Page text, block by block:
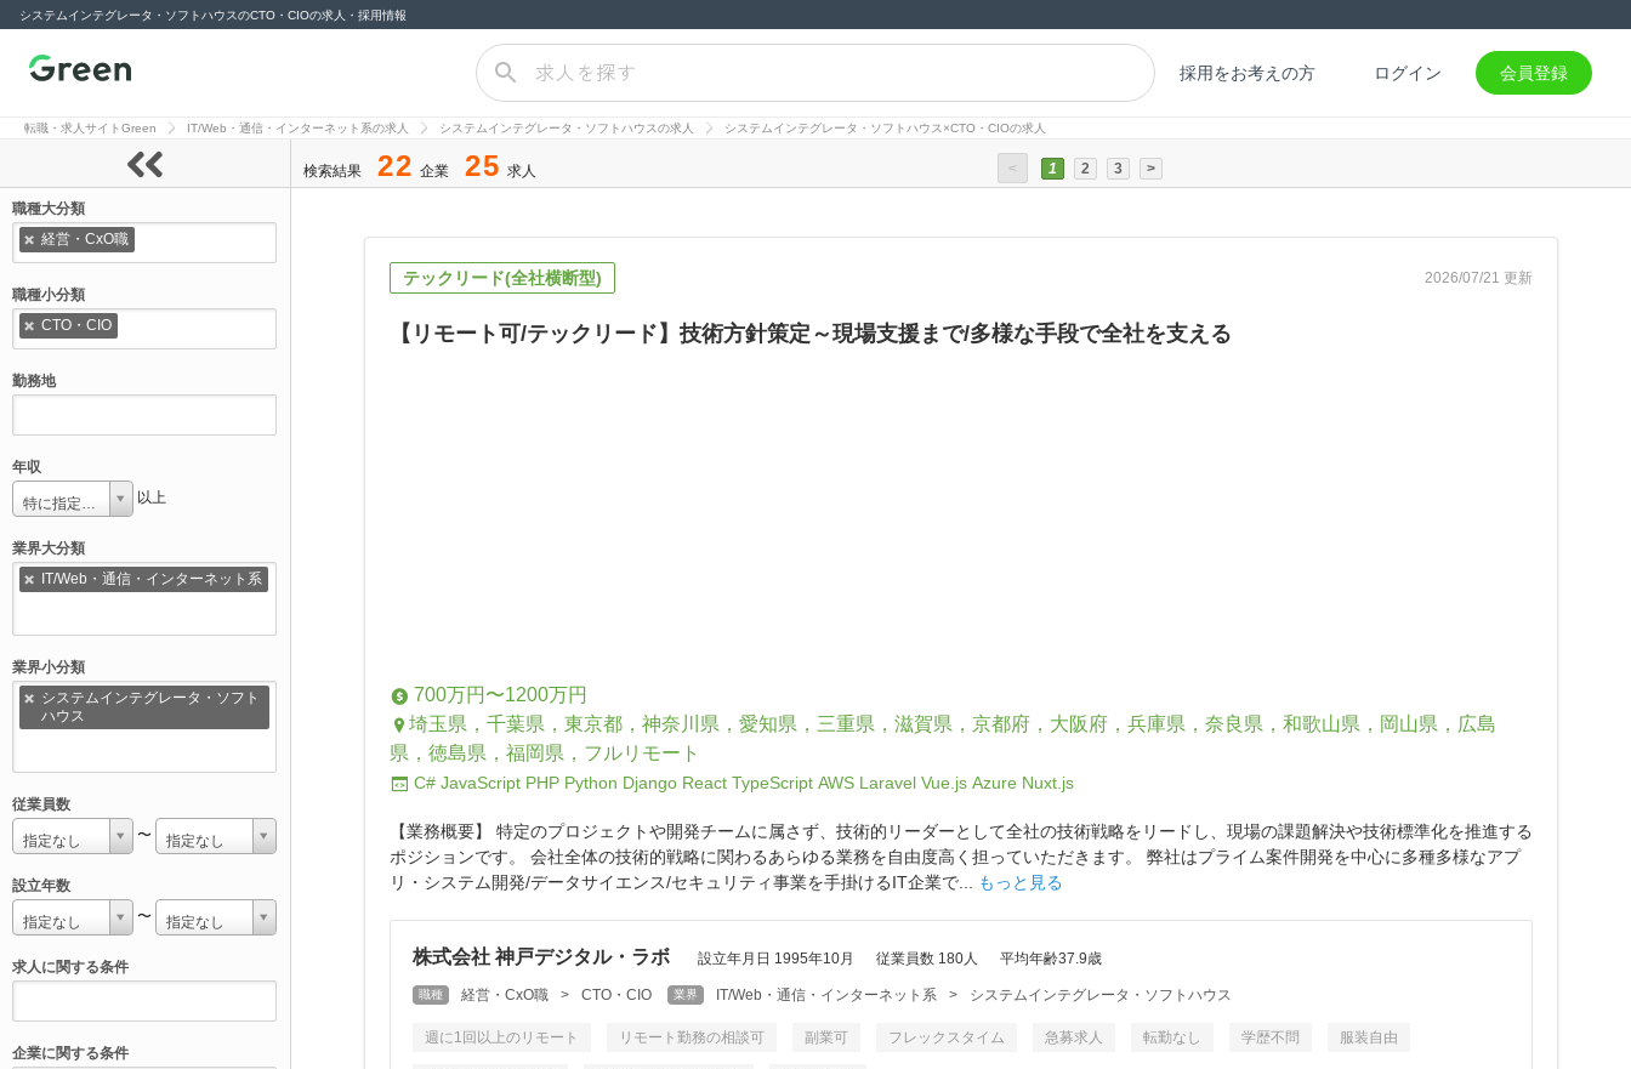
システムインテグレータ・ソフトハウスのCTO・CIOの求人・採用情報
Green（グリー
求人を探す 採用をお考えの方 ログイン 会員登録
転職・求人サイトGreen IT/Web・通信・インターネット系の求人 システムインテグレータ・ソフトハウスの求人 システムインテグレータ・ソフトハウス×CTO・CIOの求人
職種大分類
経営・CxO職
職種小分類
CTO・CIO
勤務地
年収
特に指定しない 以上
業界大分類
IT/Web・通信・インターネット系
業界小分類
システムインテグレータ・ソフト
ハウス
従業員数
指定なし 〜 指定なし
設立年数
指定なし 〜 指定なし
求人に関する条件
企業に関する条件
検索結果 22 企業 25 求人 < 1 2 3 >
テックリード(全社横断型) 2026/07/21 更新
【リモート可/テックリード】技術方針策定～現場支援まで/多様な手段で全社を支える
700万円〜1200万円
埼玉県，千葉県，東京都，神奈川県，愛知県，三重県，滋賀県，京都府，大阪府，兵庫県，奈良県，和歌山県，岡山県，広島
県，徳島県，福岡県，フルリモート
C# JavaScript PHP Python Django React TypeScript AWS Laravel Vue.js Azure Nuxt.js
【業務概要】 特定のプロジェクトや開発チームに属さず、技術的リーダーとして全社の技術戦略をリードし、現場の課題解決や技術標準化を推進する
ポジションです。 会社全体の技術的戦略に関わるあらゆる業務を自由度高く担っていただきます。 弊社はプライム案件開発を中心に多種多様なアプ
リ・システム開発/データサイエンス/セキュリティ事業を手掛けるIT企業で...
もっと見る
株式会社 神戸デジタル・ラボ 設立年月日 1995年10月 従業員数 180人 平均年齢37.9歳
職種 経営・CxO職 > CTO・CIO 業界 IT/Web・通信・インターネット系 > システムインテグレータ・ソフトハウス
週に1回以上のリモート リモート勤務の相談可 副業可 フレックスタイム 急募求人 転勤なし 学歴不問 服装自由